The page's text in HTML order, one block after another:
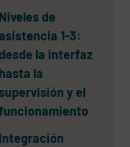
Niveles de
1-3:
desde la interfaz
hasta la
supervisión y el
Integración